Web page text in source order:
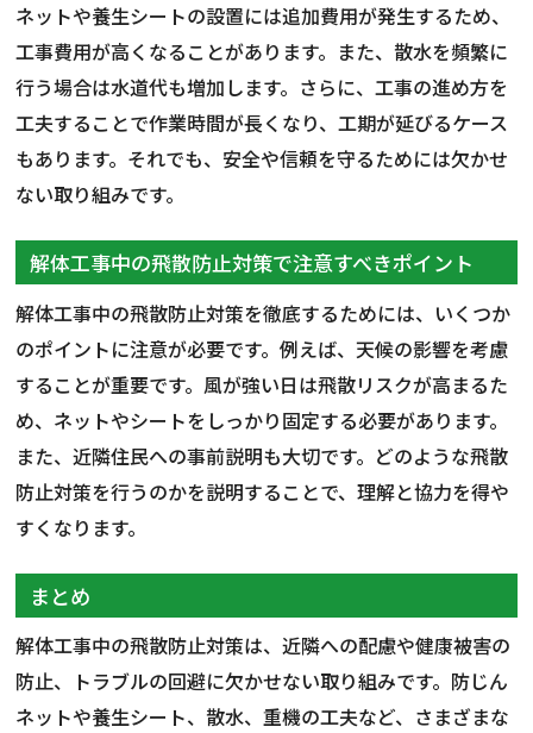
ネットや養生シートの設置には追加費用が発生するため、
工事費用が高くなることがあります。また、散水を頻繁に
行う場合は水道代も増加します。さらに、工事の進め方を
工夫することで作業時間が長くなり、工期が延びるケース
もあります。それでも、安全や信頼を守るためには欠かせ
ない取り組みです。
解体工事中の飛散防止対策で注意すべきポイント
解体工事中の飛散防止対策を徹底するためには、いくつか
のポイントに注意が必要です。例えば、天候の影響を考慮
することが重要です。風が強い日は飛散リスクが高まるた
め、ネットやシートをしっかり固定する必要があります。
また、近隣住民への事前説明も大切です。どのような飛散
防止対策を行うのかを説明することで、理解と協力を得や
すくなります。
まとめ
解体工事中の飛散防止対策は、近隣への配慮や健康被害の
防止、トラブルの回避に欠かせない取り組みです。防じん
ネットや養生シート、散水、重機の工夫など、さまざまな